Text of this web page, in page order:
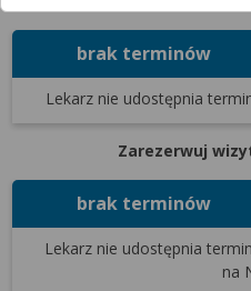
brak terminów
Lekarz nie udostępnia
Zarezerwuj
brak terminów
Lekarz nie udostępnia
na
analizy tego, w jaki
strony,
marketingu
tym reklam
udostępniania funkcji
Kliknij „Akceptuję i
wyrazić zgodę na
naszych partnerów
powyższych celach.
Pamiętaj, że wyrażenie